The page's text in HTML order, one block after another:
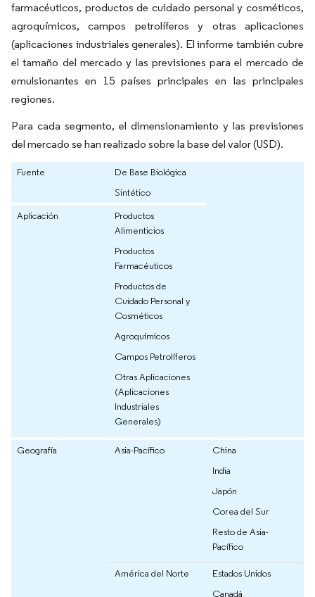
farmacéuticos, productos de cuidado personal y cosméticos,
agroquímicos, campos petrolíferos y otras aplicaciones
(aplicaciones industriales generales). El informe también cubre
el tamaño del mercado y las previsiones para el mercado de
emulsionantes en 15 países principales en las principales
regiones.
Para cada segmento, el dimensionamiento y las previsiones
del mercado se han realizado sobre la base del valor (USD).
Fuente
De Base Biológica
Sintético
Aplicación
Productos
Alimenticios
Productos
Farmacéuticos
Productos de
Cuidado Personal y
Cosméticos
Agroquímicos
Campos Petrolíferos
Otras Aplicaciones
(Aplicaciones
Industriales
Generales)
Geografía Asia-Pacífico
China
India
Japón
Corea del Sur
Resto de Asia-
Pacífico
América del Norte
Estados Unidos
Canadá